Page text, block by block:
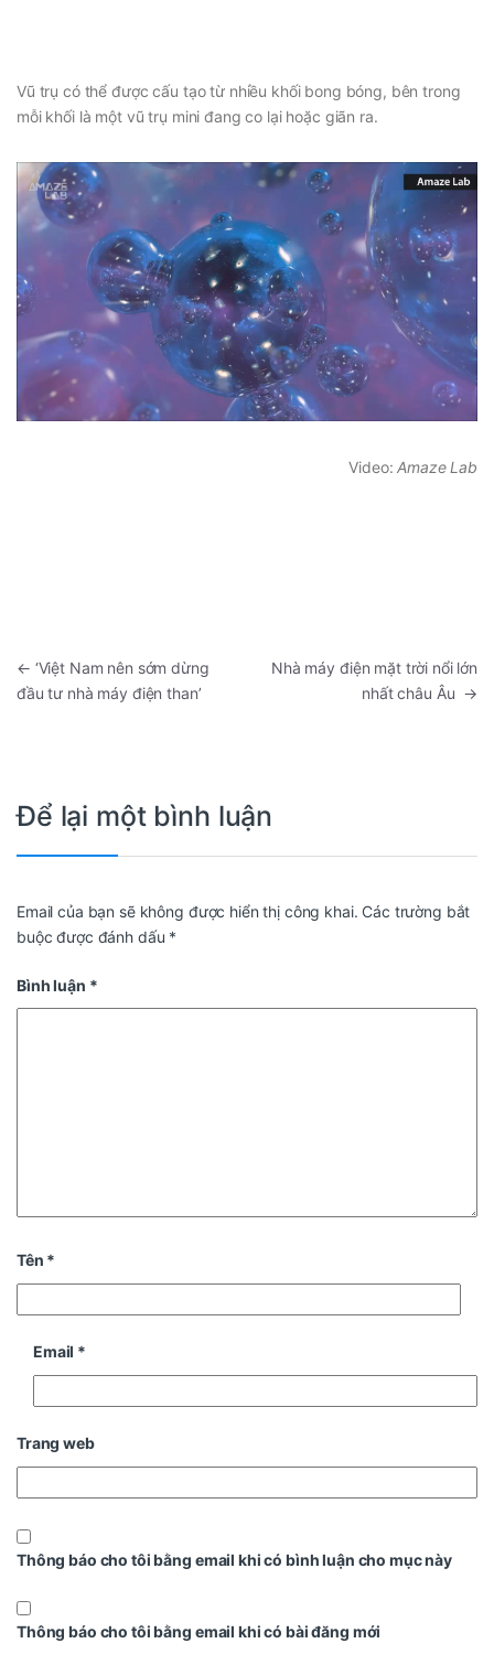
Vũ trụ có thể được cấu tạo từ nhiều khối bong bóng, bên trong
mỗi khối là một vũ trụ mini đang co lại hoặc giãn ra.
Video:Amaze Lab
← ‘Việt Nam nên sớm dừng
đầu tư nhà máy điện than’
Nhà máy điện mặt trời nổi lớn
nhất châu Âu →
Để lại một bình luận
Email của bạn sẽ không được hiển thị công khai. Các trường bắt
buộc được đánh dấu *
Bình luận *
Tên *
Email *
Trang web
Thông báo cho tôi bằng email khi có bình luận cho mục này
Thông báo cho tôi bằng email khi có bài đăng mới